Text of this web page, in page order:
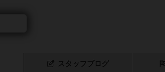
スタッフ ブログ